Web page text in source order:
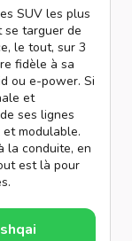
SUV les plus
se targuer de
le tout, sur 3
fidèle à sa
ou e-power. Si
et
ses lignes
modulable.
la conduite, en
est là pour